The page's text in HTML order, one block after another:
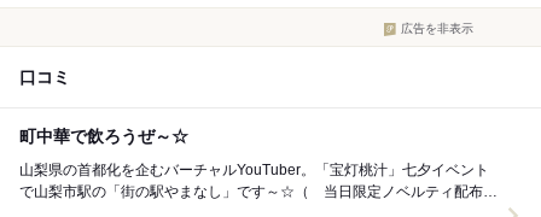
広告を非表示
口コミ
町中華で飲ろうぜ～☆
山梨県の首都化を企むバーチャルYouTuber。「宝灯桃汁」七夕イベント
で山梨市駅の「街の駅やまなし」です～☆（ 当日限定ノベルティ配布！